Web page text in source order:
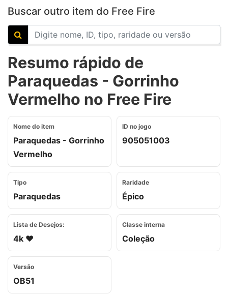
Buscar outro item do Free Fire
Resumo rápido de
Paraquedas - Gorrinho
Vermelho no Free Fire
Nome do item
Paraquedas - Gorrinho
Vermelho
ID no jogo
905051003
Tipo
Paraquedas
Raridade
Épico
Lista de Desejos:
4k ❤️
Classe interna
Coleção
Versão
OB51